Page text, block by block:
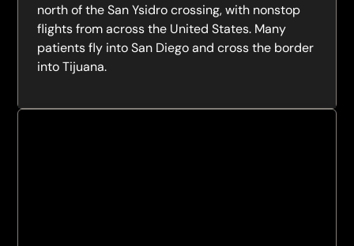
north of the San Ysidro crossing, with nonstop
flights from across the United States. Many
patients fly into San Diego and cross the border
into Tijuana.